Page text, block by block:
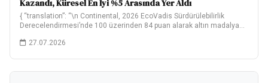
Kazandı, Küresel En İyi %5 Arasında Yer Aldı
{ “translation”: “\n Continental, 2026 EcoVadis Sürdürülebilirlik
Derecelendirmesi’nde 100 üzerinden 84 puan alarak altın madalya…
27.07.2026